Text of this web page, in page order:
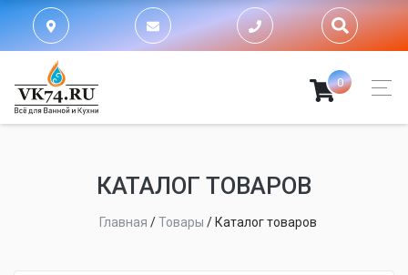
0
КАТАЛОГ ТОВАРОВ
Главная /Товары / Каталог товаров